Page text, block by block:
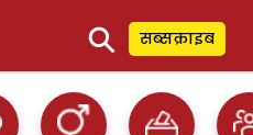
⚲ सब्सक्राइब